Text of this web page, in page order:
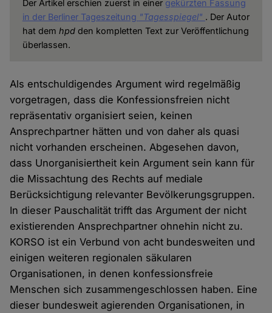
Der Artikel erschien zuerst in einer gekürzten Fassung
in der Berliner Tageszeitung "Tagesspiegel" . Der Autor
hat dem hpdden kompletten Text zur Veröffentlichung
überlassen.
Als entschuldigendes Argument wird regelmäßig
vorgetragen, dass die Konfessionsfreien nicht
repräsentativ organisiert seien, keinen
Ansprechpartner hätten und von daher als quasi
nicht vorhanden erscheinen. Abgesehen davon,
dass Unorganisiertheit kein Argument sein kann für
die Missachtung des Rechts auf mediale
Berücksichtigung relevanter Bevölkerungsgruppen.
In dieser Pauschalität trifft das Argument der nicht
existierenden Ansprechpartner ohnehin nicht zu.
KORSO ist ein Verbund von acht bundesweiten und
einigen weiteren regionalen säkularen
Organisationen, in denen konfessionsfreie
Menschen sich zusammengeschlossen haben. Eine
dieser bundesweit agierenden Organisationen, in